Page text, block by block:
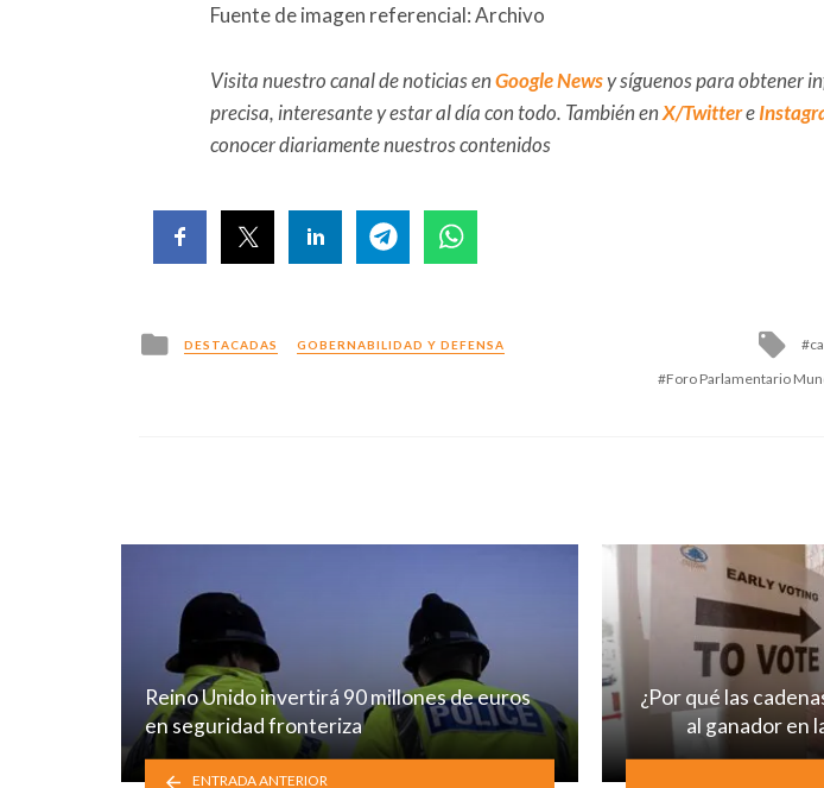
Fuente de imagen referencial: Archivo
Visita nuestro canal de noticias enGoogle Newsy síguenos para obtener
precisa, interesante y estar al día con todo. También enX/Twittere
conocer diariamente nuestros contenidos
Posted
in
DESTACADAS GOBERNABILIDAD Y DEFENSA
Foro Parlamentario
Reino Unido invertirá 90 millones de euros
en seguridad fronteriza
ENTRADA ANTERIOR
¿Por qué las
al ganador en